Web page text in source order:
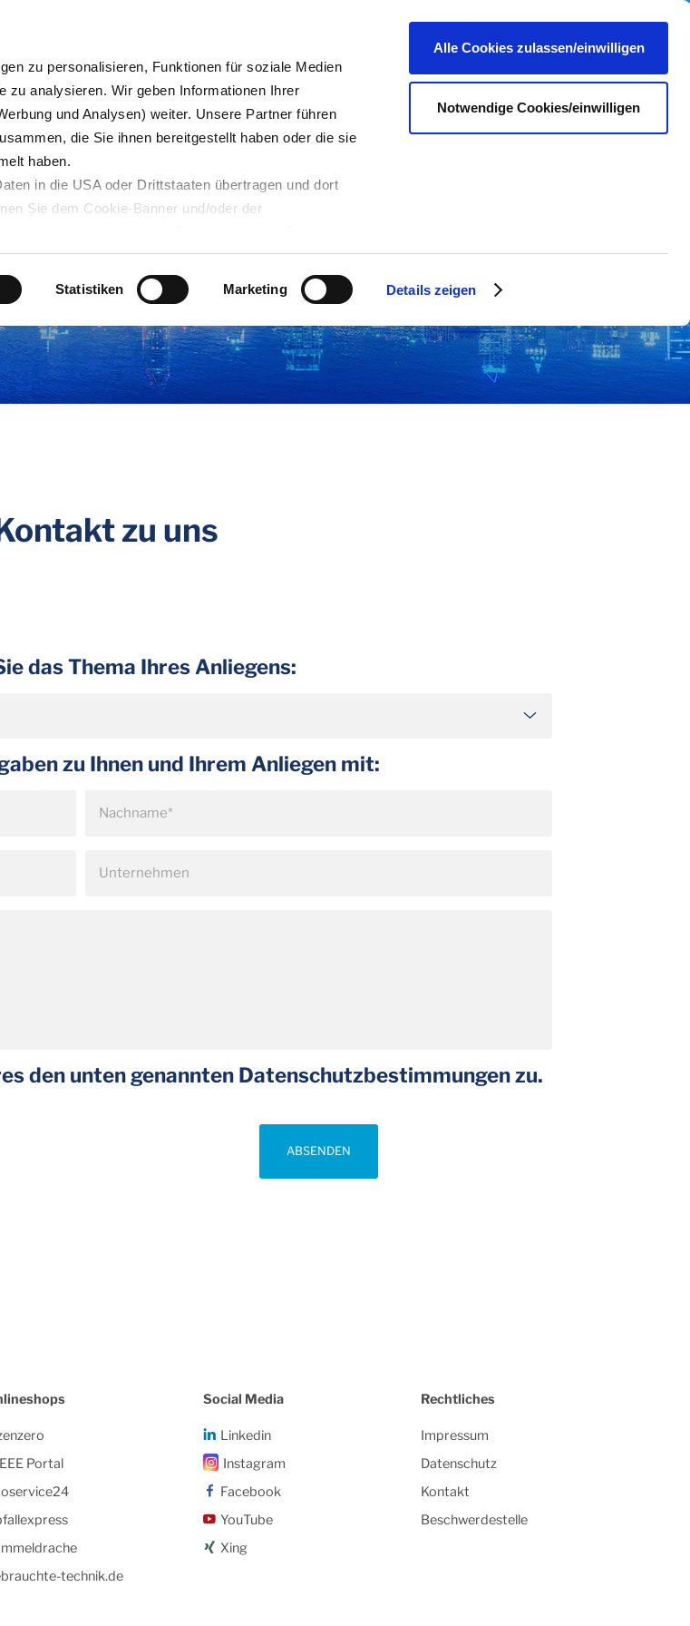
zu personalisieren, Funktionen für soziale Medien
zu analysieren. Wir geben Informationen Ihrer
und Analysen) weiter. Unsere Partner führen
die Sie ihnen bereitgestellt haben oder die sie
haben.
in die USA oder Drittstaaten übertragen und dort
Sie dem Cookie-Banner und/oder der
Sie Buttons anklicken, werden Bilder und andere Daten
wird dabei an externe Server übertragen. Über den
deren Seiten informieren. Wir speichern Ihre
jederzeit widerrufen. Näheres dazu
.
Statistiken Marketing Details zeigen
Alle Cookies zulassen/einwilligen
Notwendige Cookies/einwilligen
Portale & Shops
zu uns
das Thema Ihres Anliegens:
zu Ihnen und Ihrem Anliegen mit:
den unten genannten Datenschutzbestimmungen zu.
ABSENDEN
Portal
technik.de
Social Media
Linkedin
Instagram
Facebook
YouTube
Xing
Rechtliches
Impressum
Datenschutz
Kontakt
Beschwerdestelle